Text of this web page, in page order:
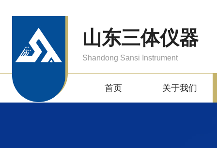
山东三体仪器
Shandong Sansi Instrument
首页 关于我们